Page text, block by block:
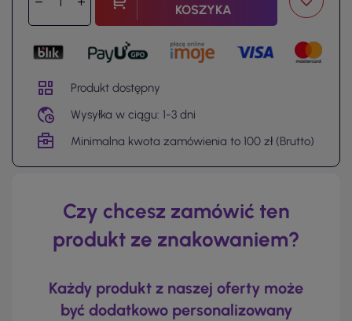
KOSZYKA
Produkt dostępny
Wysyłka w ciągu: 1-3 dni
Minimalna kwota zamówienia to 100 zł (Brutto)
Czy chcesz zamówić ten
produkt ze znakowaniem?
Każdy produkt z naszej oferty może
być dodatkowo personalizowany